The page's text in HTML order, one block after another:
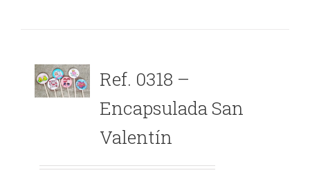
Ref. 0318 –
Encapsulada San
Valentín